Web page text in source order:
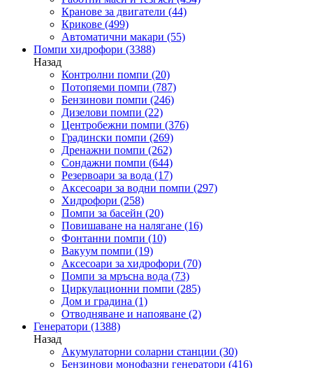
Кранове за двигатели (44)
Крикове (499)
Автоматични макари (55)
Помпи хидрофори (3388)
Назад
Контролни помпи (20)
Потопяеми помпи (787)
Бензинови помпи (246)
Дизелови помпи (22)
Центробежни помпи (376)
Градински помпи (269)
Дренажни помпи (262)
Сондажни помпи (644)
Резервоари за вода (17)
Аксесоари за водни помпи (297)
Хидрофори (258)
Помпи за басейн (20)
Повишаване на налягане (16)
Фонтанни помпи (10)
Вакуум помпи (19)
Аксесоари за хидрофори (70)
Помпи за мръсна вода (73)
Циркулационни помпи (285)
Дом и градина (1)
Отводняване и напояване (2)
Генератори (1388)
Назад
Акумулаторни соларни станции (30)
Бензинови монофазни генератори (416)